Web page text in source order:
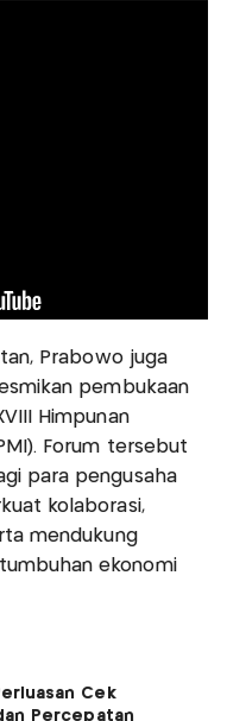
Prabowo juga
pembukaan
Himpunan
Forum tersebut
para pengusaha
kolaborasi,
mendukung
ekonomi
Cek
Percepatan